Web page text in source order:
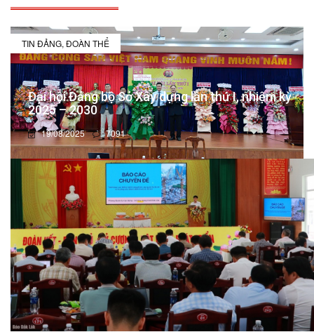
TIN ĐẢNG, ĐOÀN THỂ
Đại hội Đảng bộ Sở Xây dựng lần thứ I, nhiệm kỳ
2025 – 2030
19/08/2025 7091